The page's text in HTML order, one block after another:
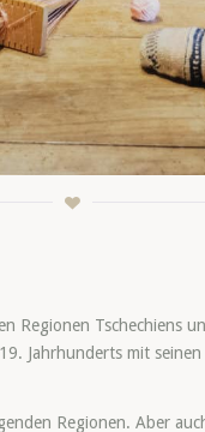
Regionen Tschechiens
Jahrhunderts mit
Regionen. Aber